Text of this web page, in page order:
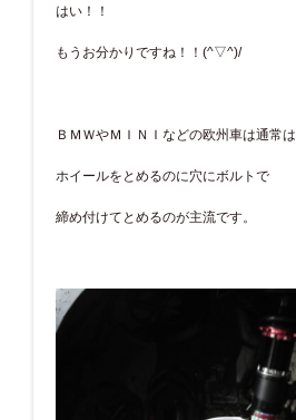
はい！！
もうお分かりですね！！(^▽^)/
ＢＭＷやＭＩＮＩなどの欧州車は通常は
ホイールをとめるのに穴にボルトで
締め付けてとめるのが主流です。